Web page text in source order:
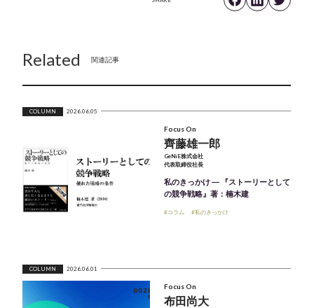
Related関連記事
COLUMN 2026.06.05
Focus On
齊藤雄一郎
GeNiE株式会社
代表取締役社長
私のきっかけ ― 『ストーリーとして
の競争戦略』著：楠木建
#コラム #私のきっかけ
COLUMN 2026.06.01
Focus On
布田尚大